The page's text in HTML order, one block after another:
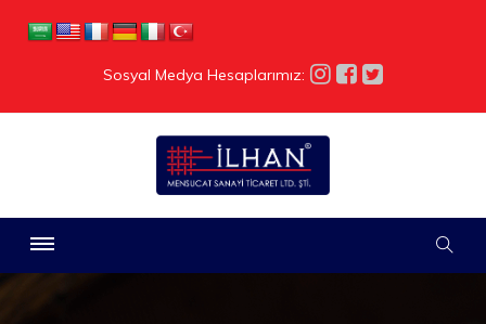
Sosyal Medya Hesaplarımız: